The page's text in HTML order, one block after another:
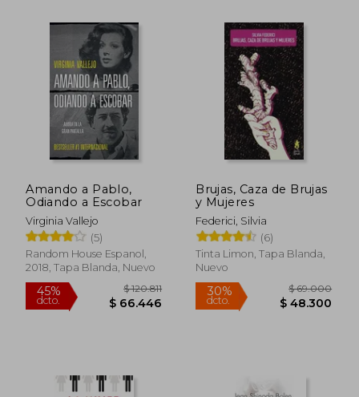
20%
dcto.
$ 87.000
$ 69.600
Rápido
dcto. $
Amando a Pablo,
Odiando a Escobar
Virginia Vallejo
(5)
Random House Espanol,
2018, Tapa Blanda, Nuevo
Brujas, Caza de Brujas
y Mujeres
Federici, Silvia
(6)
Tinta Limon, Tapa Blanda,
Nuevo